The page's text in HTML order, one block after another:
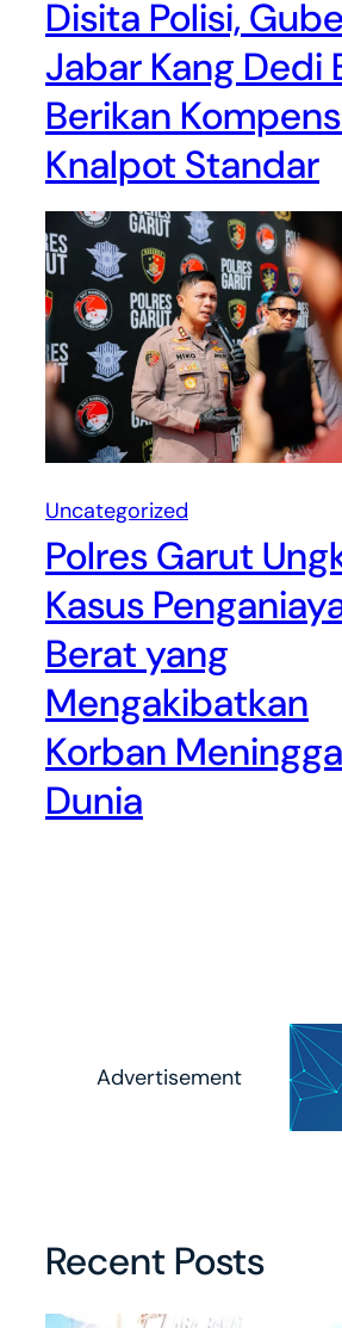
Disita Polisi,
Jabar Kang Dedi
Berikan
Knalpot Standar
Uncategorized
Polres Garut
Kasus
Berat yang
Mengakibatkan
Korban
Dunia
Advertisement
Recent Posts